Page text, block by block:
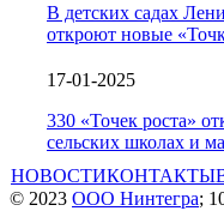
В детских садах
откроют новые
17-01-2025
330 «Точек роста»
сельских школах и
НОВОСТИКОНТАКТЫ
© 2023 ООО Нинтегра;